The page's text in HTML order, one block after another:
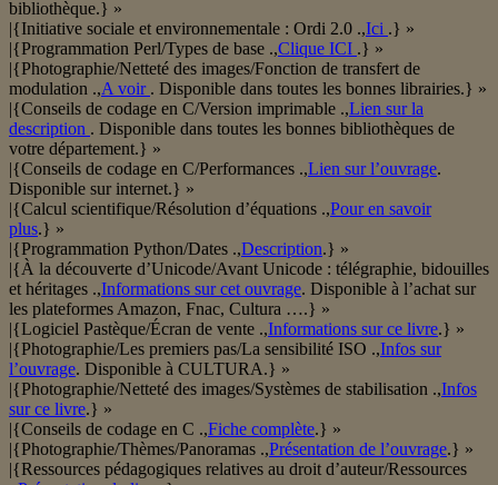
bibliothèque.} »
|{Initiative sociale et environnementale : Ordi 2.0 .,Ici .} »
|{Programmation Perl/Types de base .,Clique ICI .} »
|{Photographie/Netteté des images/Fonction de transfert de
modulation .,A voir . Disponible dans toutes les bonnes librairies.} »
|{Conseils de codage en C/Version imprimable .,Lien sur la
description . Disponible dans toutes les bonnes bibliothèques de
votre département.} »
|{Conseils de codage en C/Performances .,Lien sur l’ouvrage.
Disponible sur internet.} »
|{Calcul scientifique/Résolution d’équations .,Pour en savoir
plus.} »
|{Programmation Python/Dates .,Description.} »
|{À la découverte d’Unicode/Avant Unicode : télégraphie, bidouilles
et héritages .,Informations sur cet ouvrage. Disponible à l’achat sur
les plateformes Amazon, Fnac, Cultura ….} »
|{Logiciel Pastèque/Écran de vente .,Informations sur ce livre.} »
|{Photographie/Les premiers pas/La sensibilité ISO .,Infos sur
l’ouvrage. Disponible à CULTURA.} »
|{Photographie/Netteté des images/Systèmes de stabilisation .,Infos
sur ce livre.} »
|{Conseils de codage en C .,Fiche complète.} »
|{Photographie/Thèmes/Panoramas .,Présentation de l’ouvrage.} »
|{Ressources pédagogiques relatives au droit d’auteur/Ressources